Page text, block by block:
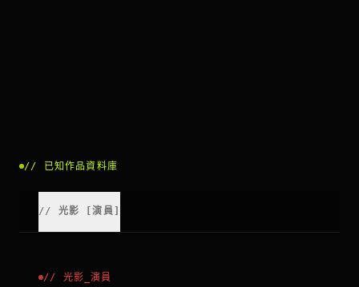
// 已知作品資料庫
// 光影 [演員
// 光影 _演員